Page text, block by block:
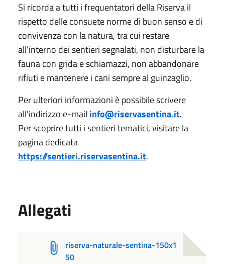
Si ricorda a tutti i frequentatori della Riserva il
rispetto delle consuete norme di buon senso e di
convivenza con la natura, tra cui restare
all’interno dei sentieri segnalati, non disturbare la
fauna con grida e schiamazzi, non abbandonare
rifiuti e mantenere i cani sempre al guinzaglio.
Per ulteriori informazioni è possibile scrivere
all’indirizzo e-mail info@riservasentina.it.
Per scoprire tutti i sentieri tematici, visitare la
pagina dedicata
https://sentieri.riservasentina.it.
Allegati
riserva-naturale-sentina-150x1
50